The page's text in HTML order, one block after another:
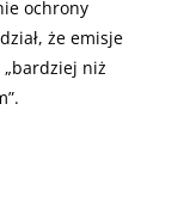
ochrony
że emisje
„bardziej niż